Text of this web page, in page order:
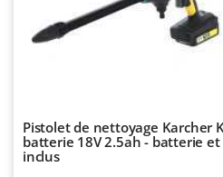
Pistolet de nettoyage Karcher
batterie 18V 2.5ah - batterie
inclus